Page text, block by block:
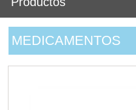
MEDICAMENTOS